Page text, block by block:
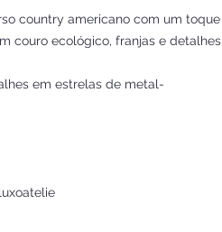
country americano com um toque
couro ecológico, franjas e detalhes
em estrelas de metal-